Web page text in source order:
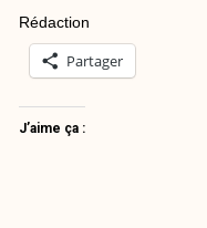
Rédaction
Partager
J’aime ça :